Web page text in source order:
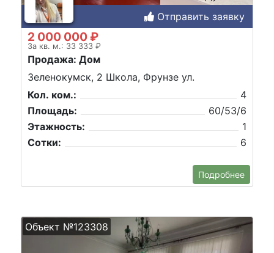
Отправить заявку
2 000 000 ₽
За кв. м.: 33 333 ₽
Продажа: Дом
Зеленокумск, 2 Школа, Фрунзе ул.
Кол. ком.:
4
Площадь:
60/53/6
Этажность:
1
Сотки:
6
Подробнее
Объект №123308